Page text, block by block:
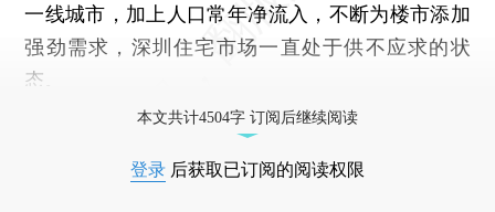
一线城市，加上人口常年净流入，不断为楼市添加
强劲需求，深圳住宅市场一直处于供不应求的状
态。
本文共计4504字 订阅后继续阅读
登录 后获取已订阅的阅读权限